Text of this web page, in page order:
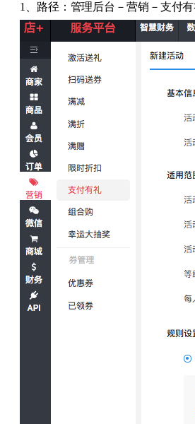
1、路径：管理后台－营销－支付